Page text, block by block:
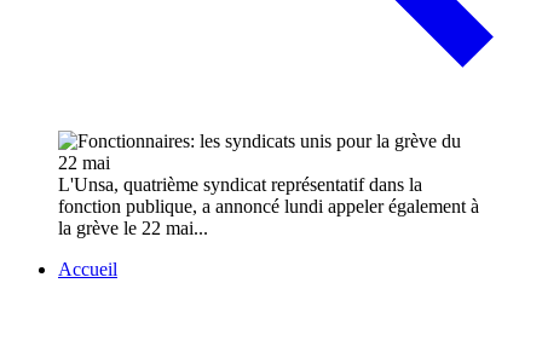
L'Unsa, quatrième syndicat représentatif dans la
fonction publique, a annoncé lundi appeler également à
la grève le 22 mai...
Accueil